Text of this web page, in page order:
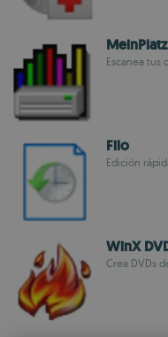
MeinPlatz
Escanea tus
Filo
Edición
WinX
Crea DVDs